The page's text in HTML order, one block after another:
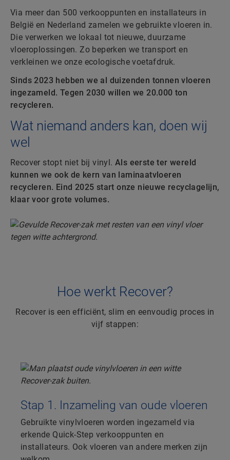
Via meer dan 500 verkooppunten en installateurs in
België en Nederland zamelen we gebruikte vloeren in.
Die verwerken we lokaal tot nieuwe, duurzame
vloeroplossingen. Zo beperken we transport en
verkleinen we onze ecologische voetafdruk.
Sinds 2023 hebben we al duizenden tonnen vloeren
ingezameld. Tegen 2030 willen we 20.000 ton
recycleren.
Wat niemand anders kan, doen wij
wel
Recover stopt niet bij vinyl. Als eerste ter wereld
kunnen we ook de kern van laminaatvloeren
recycleren. Eind 2025 start onze nieuwe recyclagelijn,
klaar voor grote volumes.
Hoe werkt Recover?
Recover is een efficiënt, slim en eenvoudig proces in
vijf stappen:
Stap 1. Inzameling van oude vloeren
Gebruikte vinylvloeren worden ingezameld via
erkende Quick-Step verkooppunten en
installateurs. Ook vloeren van andere merken zijn